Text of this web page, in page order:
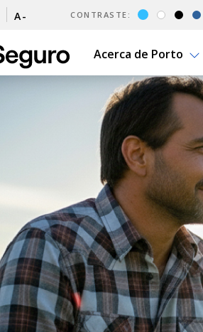
A- CONTRASTE:
Acerca de Porto
Seguro